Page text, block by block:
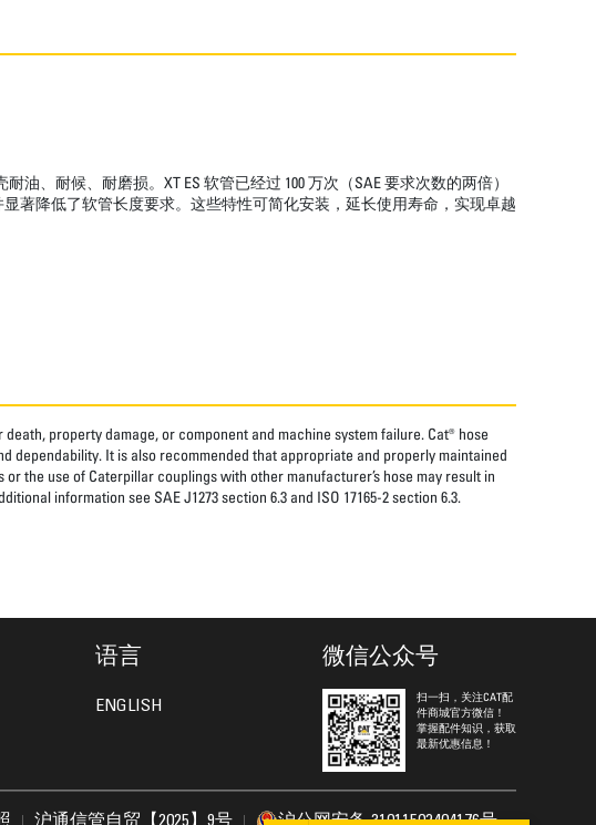
、耐候、耐磨损。XT ES 软管已经过 100 万次（SAE 要求次数的两倍）
著降低了软管长度要求。这些特性可简化安装，延长使用寿命，实现卓越
property damage, or component and machine system failure. Cat® hose
dependability. It is also recommended that appropriate and properly maintained
the use of Caterpillar couplings with other manufacturer’s hose may result in
information see SAE J1273 section 6.3 and ISO 17165-2 section 6.3.
语言
ENGLISH
微信公众号
扫一扫，关注CAT配
件商城官方微信！
掌握配件知识，获取
最新优惠信息！
沪通信管自贸【2025】9号 沪公网安备 31011502404176号